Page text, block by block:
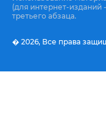
(для интернет-изданий
третьего абзаца.
� 2026, Все права